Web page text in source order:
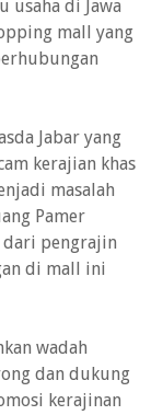
usaha di Jawa
mall yang
Jabar yang
kerajian khas
masalah
Pamer
dari pengrajin
di mall ini
wadah
dan dukung
kerajinan